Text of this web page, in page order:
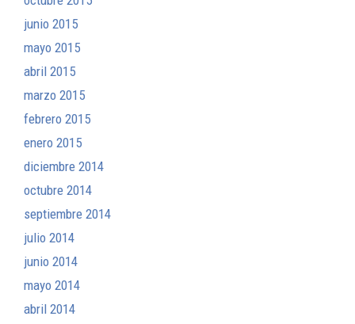
junio 2015
mayo 2015
abril 2015
marzo 2015
febrero 2015
enero 2015
diciembre 2014
octubre 2014
septiembre 2014
julio 2014
junio 2014
mayo 2014
abril 2014